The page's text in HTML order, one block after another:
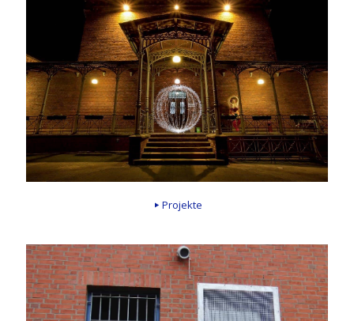
Projekte